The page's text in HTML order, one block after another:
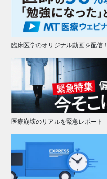
臨床医学のオリジナル動画を配信！
医療崩壊のリアルを緊急レポート